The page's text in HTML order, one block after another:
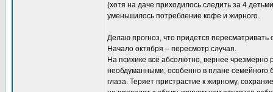
(хотя на даче приходилось следить за 4
уменьшилось потребление кофе и жирного.
Делаю прогноз, что придется
Начало октября – пересмотр случая.
На психике всё абсолютно, вернее
необдуманными, особенно в плане семейного
глаза. Теряет пристрастие к жирному,